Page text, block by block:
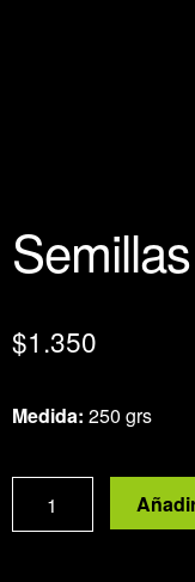
$1.350
Medida: 250 grs